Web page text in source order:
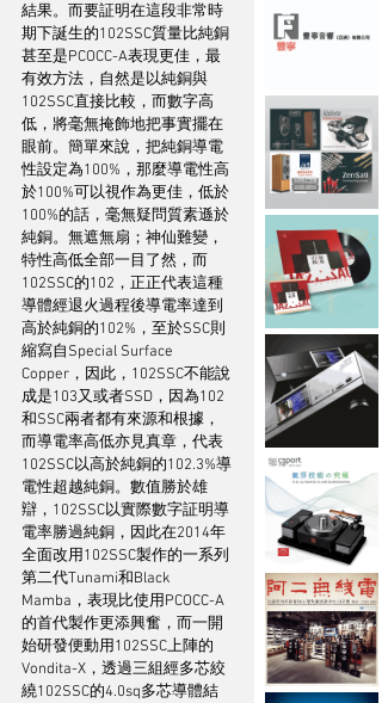
結果。而要証明在這段非常時
期下誕生的102SSC質量比純銅
甚至是PCOCC-A表現更佳，最
有效方法，自然是以純銅與
102SSC直接比較，而數字高
低，將毫無掩飾地把事實擺在
眼前。簡單來說，把純銅導電
性設定為100%，那麼導電性高
於100%可以視作為更佳，低於
100%的話，毫無疑問質素遜於
純銅。無遮無扇；神仙難變，
特性高低全部一目了然，而
102SSC的102，正正代表這種
導體經退火過程後導電率達到
高於純銅的102%，至於SSC則
縮寫自Special Surface
Copper，因此，102SSC不能說
成是103又或者SSD，因為102
和SSC兩者都有來源和根據，
而導電率高低亦見真章，代表
102SSC以高於純銅的102.3%導
電性超越純銅。數值勝於雄
辯，102SSC以實際數字証明導
電率勝過純銅，因此在2014年
全面改用102SSC製作的一系列
第二代Tunami和Black
Mamba，表現比使用PCOCC-A
的首代製作更添興奮，而一開
始研發便動用102SSC上陣的
Vondita-X，透過三組經多芯絞
繞102SSC的4.0sq多芯導體結